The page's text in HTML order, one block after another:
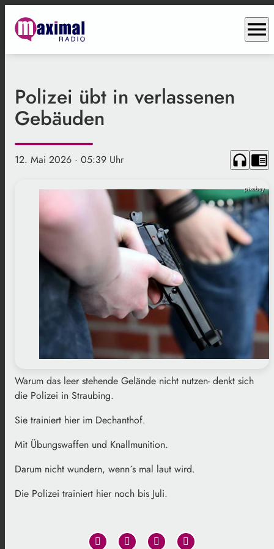
menu
Polizei übt in verlassenen
Gebäuden
12. Mai 2026 · 05:39 Uhr headphones chrome_reader_mode
pixabay
Warum das leer stehende Gelände nicht nutzen- denkt sich
die Polizei in Straubing.
Sie trainiert hier im Dechanthof.
Mit Übungswaffen und Knallmunition.
Darum nicht wundern, wenn´s mal laut wird.
Die Polizei trainiert hier noch bis Juli.